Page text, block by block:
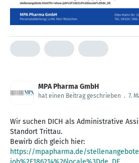
MPA Pharma GmbH
hat einen Beitrag geschrieben . 7.
Wir suchen DICH als Administrative
Standort Trittau.
https://mpapharma.de/